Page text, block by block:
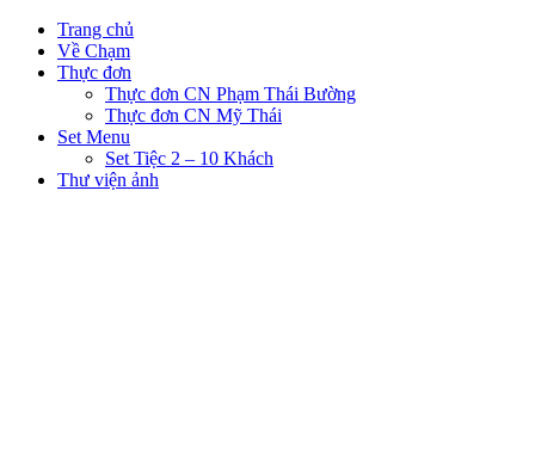
Trang chủ
Về Chạm
Thực đơn
Thực đơn CN Phạm Thái Bường
Thực đơn CN Mỹ Thái
Set Menu
Set Tiệc 2 – 10 Khách
Thư viện ảnh